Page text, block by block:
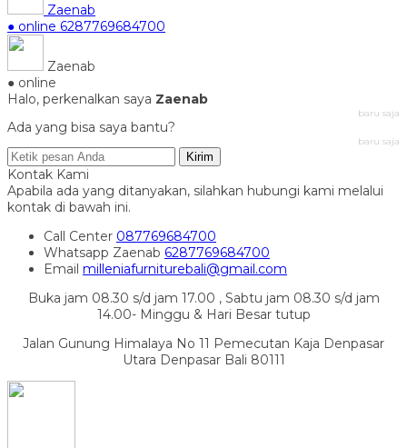
Zaenab
● online 6287769684700
Zaenab
● online
Halo, perkenalkan saya Zaenab
baru saja
Ada yang bisa saya bantu?
baru saja
Kirim
Kontak Kami
Apabila ada yang ditanyakan, silahkan hubungi kami melalui
kontak di bawah ini.
Call Center 087769684700
Whatsapp Zaenab 6287769684700
Email milleniafurniturebali@gmail.com
Buka jam 08.30 s/d jam 17.00 , Sabtu jam 08.30 s/d jam
14.00- Minggu & Hari Besar tutup
Jalan Gunung Himalaya No 11 Pemecutan Kaja Denpasar
Utara Denpasar Bali 80111